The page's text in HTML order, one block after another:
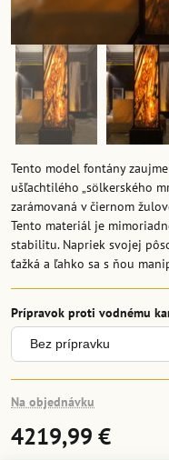
Tento model fontány
ušľachtilého „sölkerského
zarámovaná v čiernom
Tento materiál je
stabilitu. Napriek svojej
ťažká a ľahko sa s ňou
Prípravok proti vodnému
Na objednávku
4219,99 €